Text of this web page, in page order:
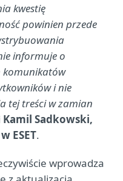
kwestię
powinien przede
informuje o
komunikatów
i nie
tej treści w zamian
Kamil Sadkowski,
ESET.
wprowadza